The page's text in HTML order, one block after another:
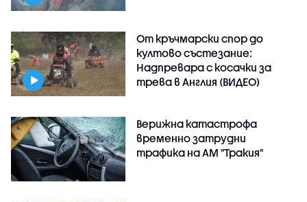
От кръчмарски спор до
култово състезание:
Надпревара с косачки за
трева в Англия (ВИДЕО)
Верижна катастрофа
временно затрудни
трафика на АМ "Тракия"